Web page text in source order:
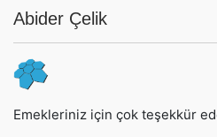
Abider Çelik
Emekleriniz için çok teşekkür